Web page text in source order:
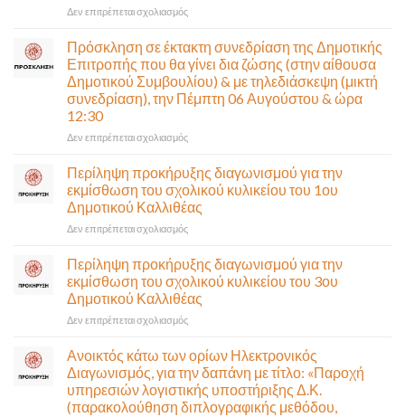
Δεν επιτρέπεται σχολιασμόςστο
κυκλοφορία
η
Παλαιά
Παραλιακή
Ποσειδώνος)
10
Αυγούστου-
Ένα
αναγκαίο
σημαντικό
έργο
υποδομής
ολοκληρώθηκε
Πρόσκληση σε έκτακτη συνεδρίαση της Δημοτικής
Επιτροπής που θα γίνει δια ζώσης (στην αίθουσα
Δημοτικού Συμβουλίου) & με τηλεδιάσκεψη (μικτή
συνεδρίαση), την Πέμπτη 06 Αυγούστου & ώρα
12:30
Δεν επιτρέπεται σχολιασμόςστο
σε
έκτακτη
συνεδρίαση
της
Δημοτικής
που
θα
γίνει
δια
ζώσης
αίθουσα
Δημοτικού
Συμβουλίου)
&
με
Περίληψη προκήρυξης διαγωνισμού για την
εκμίσθωση του σχολικού κυλικείου του 1ου
Δημοτικού Καλλιθέας
Δεν επιτρέπεται σχολιασμόςστο
προκήρυξης
διαγωνισμού
για
την
εκμίσθωση
σχολικού
κυλικείου
του
1ου
Δημοτικού
Περίληψη προκήρυξης διαγωνισμού για την
εκμίσθωση του σχολικού κυλικείου του 3ου
Δημοτικού Καλλιθέας
Δεν επιτρέπεται σχολιασμόςστο
προκήρυξης
διαγωνισμού
για
την
εκμίσθωση
Ανοικτός κάτω των ορίων Ηλεκτρονικός
Διαγωνισμός, για την δαπάνη με τίτλο: «Παροχή
υπηρεσιών λογιστικής υποστήριξης Δ.Κ.
(παρακολούθηση διπλογραφικής μεθόδου,